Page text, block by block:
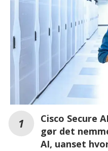
Cisco Secure
gør det
AI, uanset